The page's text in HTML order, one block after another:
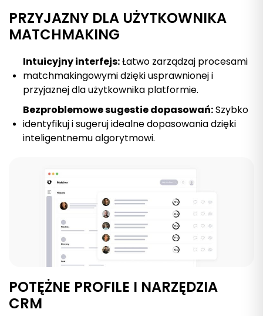
PRZYJAZNY DLA UŻYTKOWNIKA
MATCHMAKING
Intuicyjny interfejs:Łatwo zarządzaj procesami
matchmakingowymi dzięki usprawnionej i
przyjaznej dla użytkownika platformie.
Bezproblemowe sugestie dopasowań:Szybko
identyfikuj i sugeruj idealne dopasowania dzięki
inteligentnemu algorytmowi.
POTĘŻNE PROFILE I NARZĘDZIA
CRM